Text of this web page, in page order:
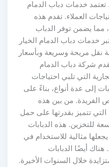
خدمات دباب الدمام
العملاء. تقدم هذه
يضمن توفر الدباب
خدمات دباب الدمام الخيار
مريحة وسريعة وبأسعار
شركة دباب الدمام
التي تلبي احتياجات
إلى عدة أنواع، بناءً على
الفريدة. من بين هذه
التي تتميز بقدرتها على حمل
للتخزين. هذه الدبابات
مثالية للاستخدام في
أيضًا الدبابات
خلال السنوات الأخيرة.